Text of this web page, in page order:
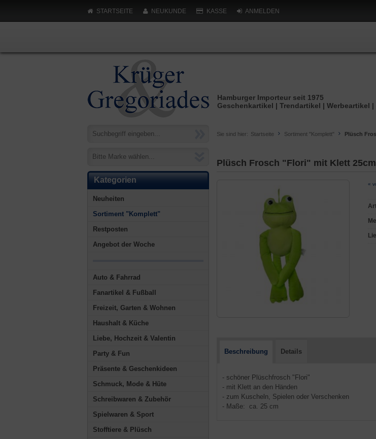
STARTSEITE NEUKUNDE KASSE ANMELDEN
Hamburger Importeur seit 1975
Geschenkartikel | Trendartikel | Werbeartikel
Bitte Marke wählen...
Kategorien
Neuheiten
Sortiment "Komplett"
Restposten
Angebot der Woche
Auto & Fahrrad
Fanartikel & Fußball
Freizeit, Garten & Wohnen
Haushalt & Küche
Liebe, Hochzeit & Valentin
Party & Fun
Präsente & Geschenkideen
Schmuck, Mode & Hüte
Schreibwaren & Zubehör
Spielwaren & Sport
Stofftiere & Plüsch
Sie sind hier: Startseite Sortiment "Komplett" Plüsch
Plüsch Frosch "Flori" mit Klett 25cm
«
Beschreibung Details
- schöner Plüschfrosch "Flori"
- mit Klett an den Händen
- zum Kuscheln, Spielen oder Verschenken
- Maße: ca. 25 cm